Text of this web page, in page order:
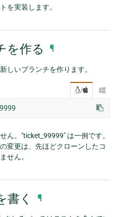
を実装します。
を作る ¶
しいブランチを作ります。
/ 
ん。"ticket_99999" は一例です。
変更は、先ほどクローンしたコ
せん。
書く ¶